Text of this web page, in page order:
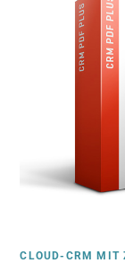
CLOUD-CRM MIT